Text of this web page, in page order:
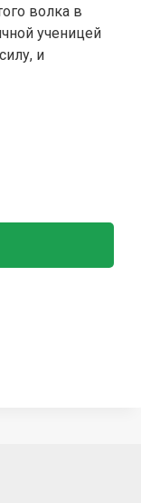
волка в
ученицей
и